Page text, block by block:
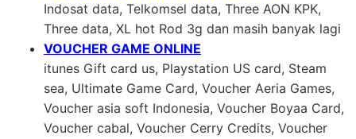
Indosat data, Telkomsel data, Three AON KPK,
Three data, XL hot Rod 3g dan masih banyak lagi
VOUCHER GAME ONLINE
itunes Gift card us, Playstation US card, Steam
sea, Ultimate Game Card, Voucher Aeria Games,
Voucher asia soft Indonesia, Voucher Boyaa Card,
Voucher cabal, Voucher Cerry Credits, Voucher